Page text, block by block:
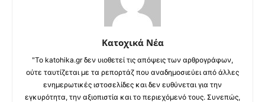
Κατοχικά Νέα
"Το katohika.gr δεν υιοθετεί τις απόψεις των αρθρογράφων,
ούτε ταυτίζεται με τα ρεπορτάζ που αναδημοσιεύει από άλλες
ενημερωτικές ιστοσελίδες και δεν ευθύνεται για την
εγκυρότητα, την αξιοπιστία και το περιεχόμενό τους. Συνεπώς,